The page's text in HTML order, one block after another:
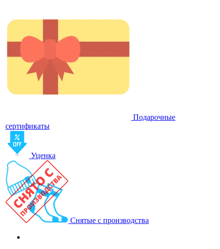
Подарочные
сертификаты
Уценка
Снятые с производства